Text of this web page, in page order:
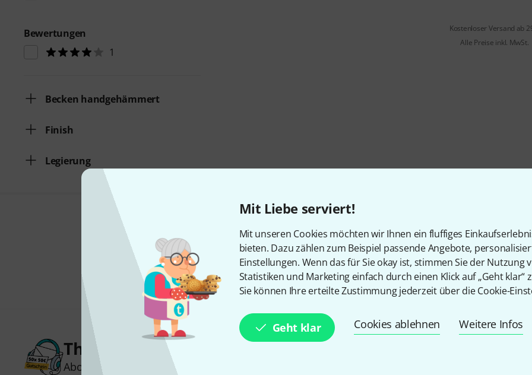
Mit Liebe serviert!
Mit unseren Cookies möchten wir Ihnen ein fluffiges
bieten. Dazu zählen zum Beispiel passende Angebote,
Einstellungen. Wenn das für Sie okay ist, stimmen Sie der Nutzung
Statistiken und Marketing einfach durch einen Klick auf „Geht klar“
Sie können Ihre erteilte Zustimmung jederzeit über die Cookie-
Geht klar Cookies ablehnen Weitere Infos
Bewertungen
1
Becken handgehämmert
Finish
Legierung
Kostenloser Versand ab
Alle Preise inkl. MwSt.
Teilen Hilfe & Feedback
Thomann Newsletter
Abonniere den Thomann Newsletter und gewinne mit etwas Glück